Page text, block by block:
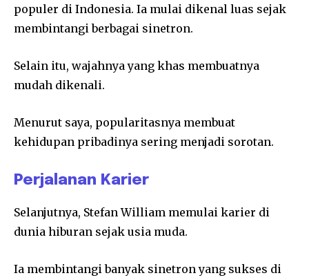
populer di Indonesia. Ia mulai dikenal luas sejak
membintangi berbagai sinetron.
Selain itu, wajahnya yang khas membuatnya
mudah dikenali.
Menurut saya, popularitasnya membuat
kehidupan pribadinya sering menjadi sorotan.
Perjalanan Karier
Selanjutnya, Stefan William memulai karier di
dunia hiburan sejak usia muda.
Ia membintangi banyak sinetron yang sukses di